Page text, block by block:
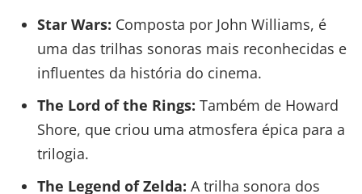
Star Wars: Composta por John Williams, é
uma das trilhas sonoras mais reconhecidas e
influentes da história do cinema.
The Lord of the Rings: Também de Howard
Shore, que criou uma atmosfera épica para a
trilogia.
The Legend of Zelda: A trilha sonora dos